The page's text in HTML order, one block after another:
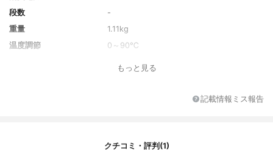
段数
-
重量
1.11kg
温度調節
0～90℃
30×5.5×5.5cm
タイマー有
もっと見る
記載情報ミス報告
クチコミ・評判(1)